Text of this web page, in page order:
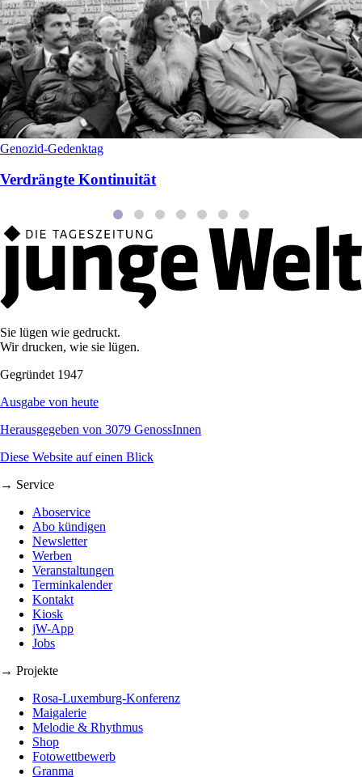
Genozid-Gedenktag
Verdrängte Kontinuität
Sie lügen wie gedruckt.
Wir drucken, wie sie lügen.
Gegründet 1947
Ausgabe von heute
Herausgegeben von 3079 GenossInnen
Diese Website auf einen Blick
→ Service
Aboservice
Abo kündigen
Newsletter
Werben
Veranstaltungen
Terminkalender
Kontakt
Kiosk
jW-App
Jobs
→ Projekte
Rosa-Luxemburg-Konferenz
Maigalerie
Melodie & Rhythmus
Shop
Fotowettbewerb
Granma